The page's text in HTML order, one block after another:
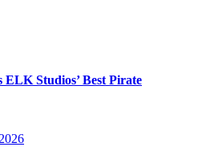
Studios’ Best Pirate